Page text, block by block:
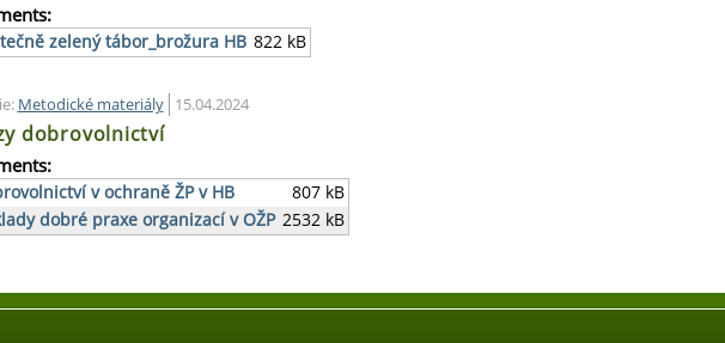
zelený tábor_brožura HB 822 kB
Metodické materiály 15.04.2024
dobrovolnictví
v ochraně ŽP v HB
807 kB
dobré praxe organizací v OŽP 2532 kB